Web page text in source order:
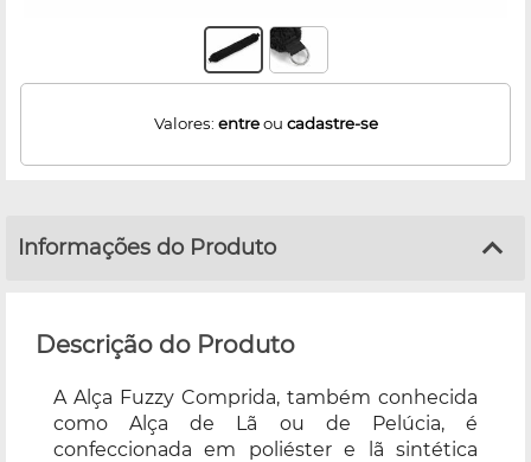
Valores: entreou cadastre-se
Informações do Produto
Descrição do Produto
A Alça Fuzzy Comprida, também conhecida
como Alça de Lã ou de Pelúcia, é
confeccionada em poliéster e lã sintética